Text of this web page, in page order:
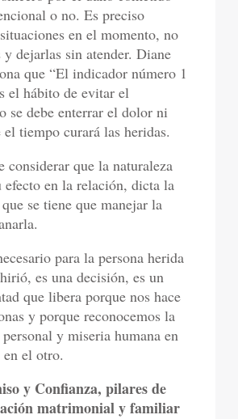
o no. Es preciso
en el momento, no
dejarlas sin atender. Diane
que “El indicador número 1
el hábito de evitar el
se debe enterrar el dolor ni
el tiempo curará las heridas.
considerar que la naturaleza
efecto en la relación, dicta la
se tiene que manejar la
para la persona herida
es una decisión, es un
que libera porque nos hace
y porque reconocemos la
y miseria humana en
el otro.
y Confianza, pilares de
matrimonial y familiar